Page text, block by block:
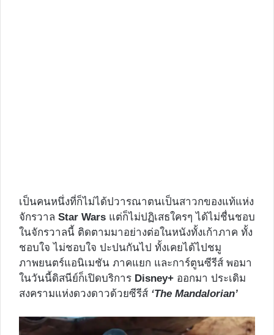
เป็นคนหนึ่งที่ก็ไม่ได้ปวารณาตนเป็นสาวกของแท้แห่ง
จักรวาล Star Wars แต่ก็ไม่ปฏิเสธใครๆ ได้ไม่ชื่นชอบ
ในจักรวาลนี้ ติดตามมาอย่างต่อในหนังทั้งเก้าภาค ทั้ง
ชอบใจ ไม่ชอบใจ ปะปนกันไป ทั้งเคยได้ไปชมู
ภาพยนตร์แอนิเมชัน ภาคแยก และการ์ตูนซีรีส์ พอมา
ในวันนี้ดิสนีย์ก็เปิดบริการ Disney+ ออกมา ประเดิม
สงครามแห่งดวงดาวด้วยซีรีส์ ‘The Mandalorian’